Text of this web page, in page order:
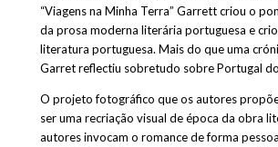
“Viagens na Minha Terra” Garrett criou o
da prosa moderna literária portuguesa e
literatura portuguesa. Mais do que uma
Garret reflectiu sobretudo sobre Portugal
O projeto fotográfico que os autores
ser uma recriação visual de época da obra
autores invocam o romance de forma